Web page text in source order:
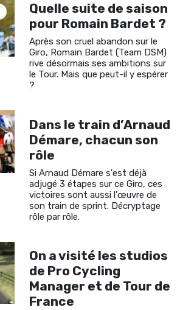
Quelle suite de saison
pour Romain Bardet ?
Après son cruel abandon sur le
Giro, Romain Bardet (Team DSM)
rive désormais ses ambitions sur
le Tour. Mais que peut-il y espérer
?
Dans le train d’Arnaud
Démare, chacun son
rôle
Si Arnaud Démare s'est déjà
adjugé 3 étapes sur ce Giro, ces
victoires sont aussi l'œuvre de
son train de sprint. Décryptage
rôle par rôle.
On a visité les studios
de Pro Cycling
Manager et de Tour de
France